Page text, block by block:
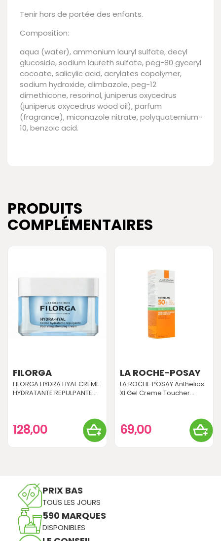
Tenir hors de portée des enfants.
Composition:
aqua (water), ammonium lauryl sulfate, decyl
glucoside, sodium laureth sulfate, peg-80 gyceryl
cocoate, salicylic acid, acrylates copolymer,
sodium hydroxide, climbazole, peg-12
dimethicone, resorinol, juniperus oxycedrus
(juniperus oxycedrus wood oil), parfum
(fragrance), miconazole nitrate, polyquaternium-
10, benzoic acid.
PRODUITS
COMPLÉMENTAIRES
FILORGA
FILORGA HYDRA HYAL CREME
HYDRATANTE REPULPANTE...
128,00
LA ROCHE-POSAY
LA ROCHE POSAY Anthelios
Xl Gel Creme Toucher...
69,00
PRIX BAS
TOUS LES JOURS
590 MARQUES
DISPONIBLES